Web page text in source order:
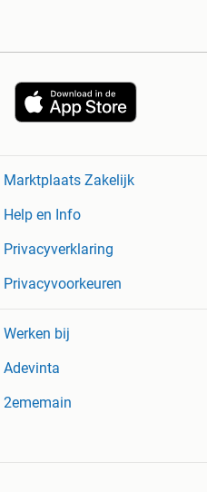
Marktplaats Zakelijk
Help en Info
Privacyverklaring
Privacyvoorkeuren
Werken bij
Adevinta
2ememain